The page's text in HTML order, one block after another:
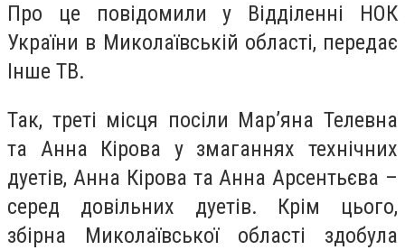
Про це повідомили у Відділенні НОК
України в Миколаївській області, передає
Інше ТВ.
Так, треті місця посіли Мар’яна Телевна
та Анна Кірова у змаганнях технічних
дуетів, Анна Кірова та Анна Арсентьєва –
серед довільних дуетів. Крім цього,
збірна Миколаївської області здобула